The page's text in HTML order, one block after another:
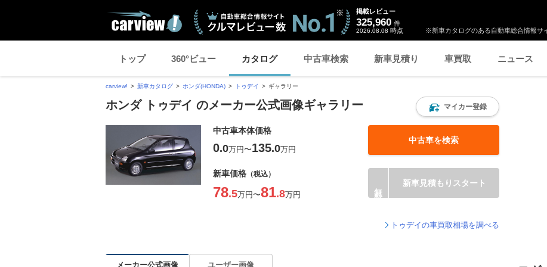
※新車カタログのある自動車総合情報サ
掲載レビュー
325,960 件
2026.08.08 時点
トップ 360°ビュー カタログ 中古車検索 新車見積り 車買取 ニュース
carview! 新車カタログ ホンダ(HONDA) トゥデイ ギャラリー
ホンダ トゥデイ のメーカー公式画像ギャラリー マイカー登録
中古車本体価格
0.0万円〜135.0万円
中古車を検索
新車価格 （税込）
78.5万円〜81.8万円
新車見積もりスタート
トゥデイの車買取相場を調べる
メーカー公式画像 ユーザー画像